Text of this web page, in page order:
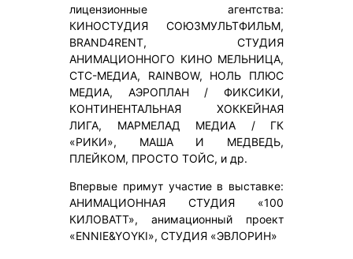
лицензионные агентства:
КИНОСТУДИЯ СОЮЗМУЛЬТФИЛЬМ,
BRAND4RENT, СТУДИЯ
АНИМАЦИОННОГО КИНО МЕЛЬНИЦА,
СТС-МЕДИА, RAINBOW, НОЛЬ ПЛЮС
МЕДИА, АЭРОПЛАН / ФИКСИКИ,
КОНТИНЕНТАЛЬНАЯ ХОККЕЙНАЯ
ЛИГА, МАРМЕЛАД МЕДИА / ГК
«РИКИ», МАША И МЕДВЕДЬ,
ПЛЕЙКОМ, ПРОСТО ТОЙС, и др.
Впервые примут участие в выставке:
АНИМАЦИОННАЯ СТУДИЯ «100
КИЛОВАТТ», анимационный проект
«ENNIE&YOYKI», СТУДИЯ «ЭВЛОРИН»